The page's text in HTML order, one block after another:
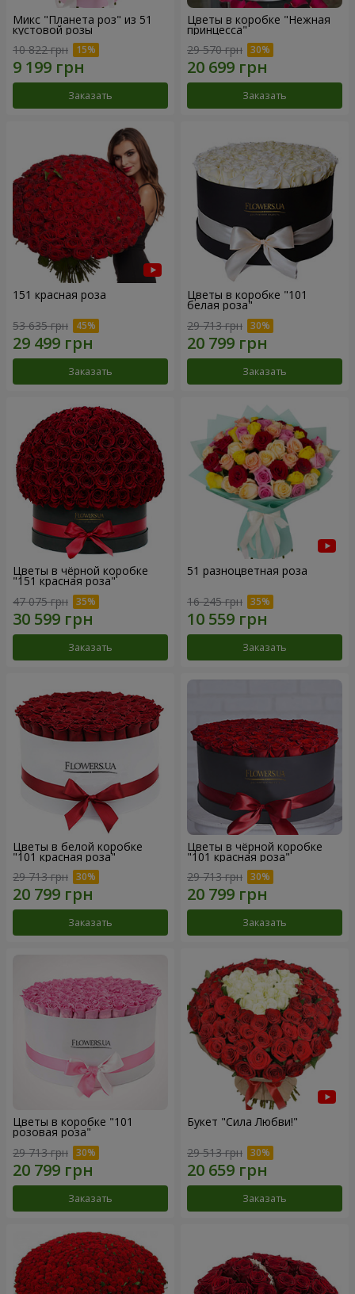
Микс "Планета роз" из 51
кустовой розы
10 822 грн
Заказать
Цветы в коробке "Нежная
принцесса"
29 570 грн
Заказать
151 красная роза
53 635 грн
Заказать
Цветы в коробке "101
белая роза"
29 713 грн
Заказать
Цветы в чёрной коробке
"151 красная роза"
47 075 грн
Заказать
51 разноцветная роза
16 245 грн
Заказать
Цветы в белой коробке
"101 красная роза"
29 713 грн
Заказать
Цветы в чёрной коробке
"101 красная роза"
29 713 грн
Заказать
Цветы в коробке "101
розовая роза"
29 713 грн
Заказать
Букет "Сила Любви!"
29 513 грн
Заказать